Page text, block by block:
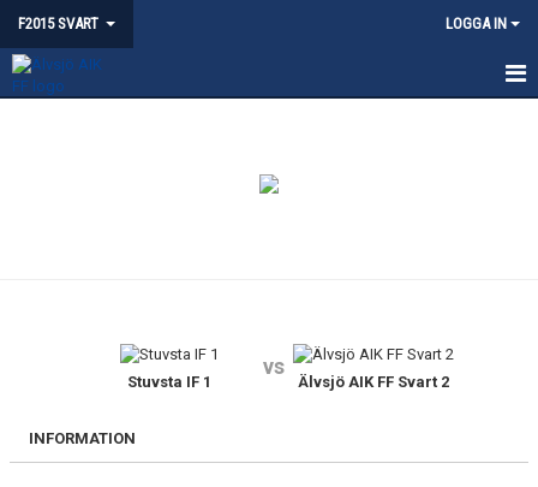
F2015 SVART LOGGA IN
LAGET
Stuvsta IF 1
vs
Älvsjö AIK FF Svart 2
INFORMATION